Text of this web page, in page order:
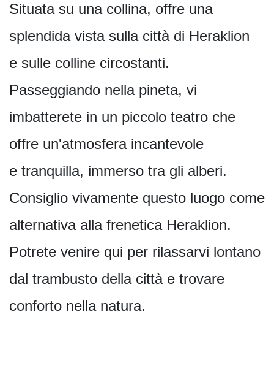
Situata su una collina, offre una
splendida vista sulla città di Heraklion
e sulle colline circostanti.
Passeggiando nella pineta, vi
imbatterete in un piccolo teatro che
offre un'atmosfera incantevole
e tranquilla, immerso tra gli alberi.
Consiglio vivamente questo luogo come
alternativa alla frenetica Heraklion.
Potrete venire qui per rilassarvi lontano
dal trambusto della città e trovare
conforto nella natura.